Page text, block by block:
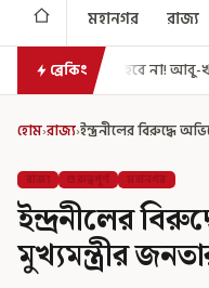
মহানগর রাজ্য
ব্রেকিং
আবু-খলিলুরকে আশ্বস্ত করলেন
হোম›রাজ্য›ইন্দ্রনীলের বিরুদ্ধে
রাজ্য গুরুত্বপূর্ণ মহানগর
ইন্দ্রনীলের
মুখ্যমন্ত্রীর